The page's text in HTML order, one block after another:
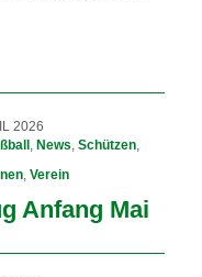
2026
, News Schützen,
,Verein
Anfang Mai